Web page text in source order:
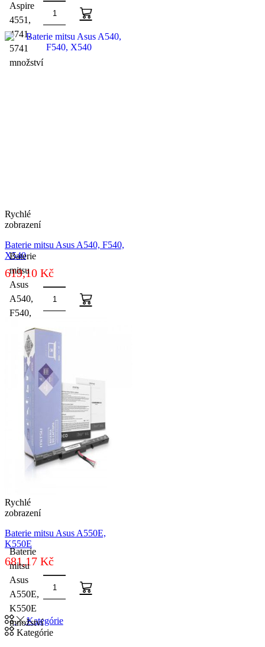
Aspire
4551,
4741,
5741
množství
Rychlé
zobrazení
Baterie mitsu Asus A540, F540,
X540
619,10 Kč
Baterie
mitsu
Asus
A540,
F540,
X540
množství
Rychlé
zobrazení
Baterie mitsu Asus A550E,
K550E
681,17 Kč
Baterie
mitsu
Asus
A550E,
K550E
množstvíKategórie
Kategórie